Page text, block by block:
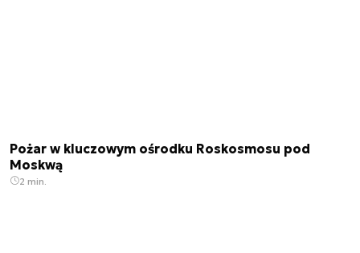
Pożar w kluczowym ośrodku Roskosmosu pod
Moskwą
2 min.